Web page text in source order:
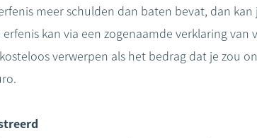
meer schulden dan baten bevat, dan
kan via een zogenaamde verklaring van
verwerpen als het bedrag dat je zou